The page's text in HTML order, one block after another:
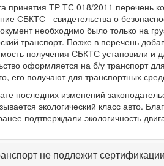
принятия ТР ТС 018/2011 перечень
СБКТС - свидетельства о
необходимо было только на
транспорт. Позже в перечень
получения СБКТС установили и
оформляется на б/у транспорт
его получают для транспортных
последних изменений
экологический класс авто.
подтверждали экологичность
не подлежит